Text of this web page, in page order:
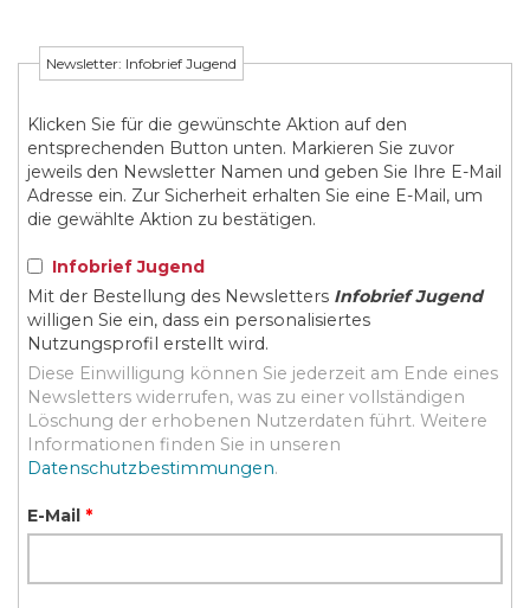
Newsletter: Infobrief Jugend
Klicken Sie für die gewünschte Aktion auf den
entsprechenden Button unten. Markieren Sie zuvor
jeweils den Newsletter Namen und geben Sie Ihre E-Mail
Adresse ein. Zur Sicherheit erhalten Sie eine E-Mail, um
die gewählte Aktion zu bestätigen.
Infobrief Jugend
Mit der Bestellung des Newsletters Infobrief Jugend
willigen Sie ein, dass ein personalisiertes
Nutzungsprofil erstellt wird.
Diese Einwilligung können Sie jederzeit am Ende eines
Newsletters widerrufen, was zu einer vollständigen
Löschung der erhobenen Nutzerdaten führt. Weitere
Informationen finden Sie in unseren
Datenschutzbestimmungen.
E-Mail *